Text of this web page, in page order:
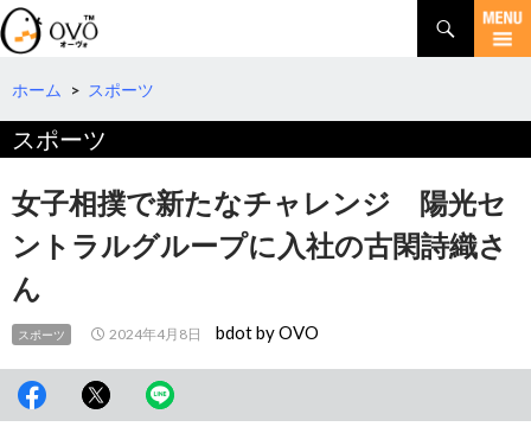
検
索
コ
テ
へ
動
ホーム > スポーツ
スポーツ
女子相撲で新たなチャレンジ 陽光セ
ントラルグループに入社の古閑詩織さ
ん
スポーツ 2024年4月8日 bdot by OVO